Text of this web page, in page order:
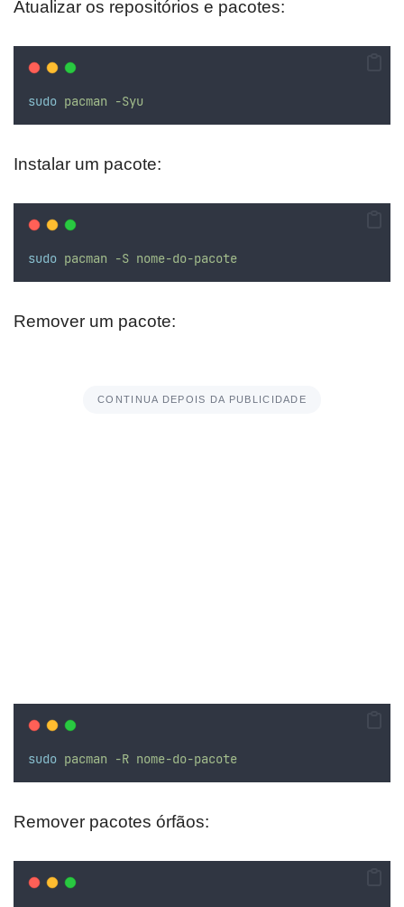
Atualizar os repositórios e pacotes:
sudo pacman -Syu
Instalar um pacote:
sudo pacman -S nome-do-pacote
Remover um pacote:
CONTINUA DEPOIS DA PUBLICIDADE
sudo pacman -R nome-do-pacote
Remover pacotes órfãos: